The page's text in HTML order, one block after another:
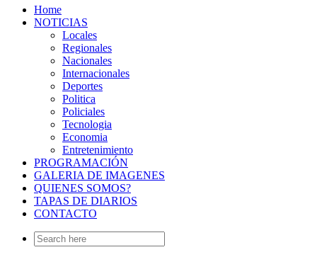
Home
NOTICIAS
Locales
Regionales
Nacionales
Internacionales
Deportes
Politica
Policiales
Tecnologia
Economia
Entretenimiento
PROGRAMACIÓN
GALERIA DE IMAGENES
QUIENES SOMOS?
TAPAS DE DIARIOS
CONTACTO
Search
for: